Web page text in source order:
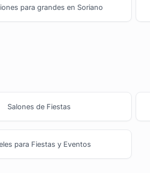
para grandes en Soriano
Salones de Fiestas
para Fiestas y Eventos